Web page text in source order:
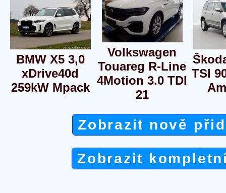
BMW X5 3,0
xDrive40d
259kW Mpack
Volkswagen
Touareg R-Line
4Motion 3.0 TDI
21
TSI
Zobrazit nově
Zobrazit